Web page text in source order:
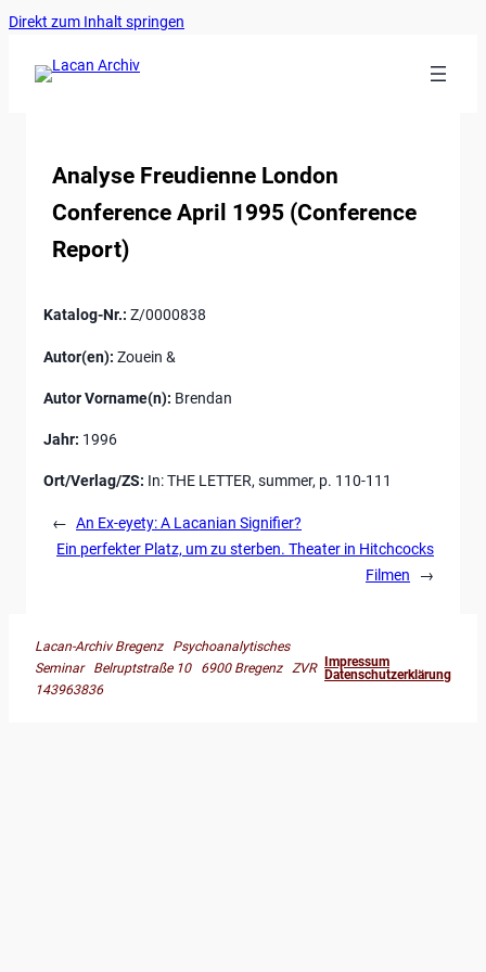
Direkt zum Inhalt springen
Analyse Freudienne London
Conference April 1995 (Conference
Report)
Katalog-Nr.: Z/0000838
Autor(en): Zouein &
Autor Vorname(n): Brendan
Jahr: 1996
Ort/Verlag/ZS: In: THE LETTER, summer, p. 110-111
← An Ex-eyety: A Lacanian Signifier?
Ein perfekter Platz, um zu sterben. Theater in Hitchcocks
Filmen
→
Lacan-Archiv Bregenz Psychoanalytisches
Seminar Belruptstraße 10 6900 Bregenz ZVR
143963836
Impressum
Datenschutzerklärung